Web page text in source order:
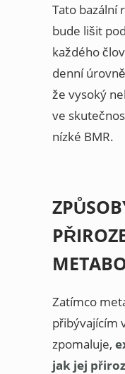
Tato bazální
bude lišit
každého
denní
že vysoký
ve
nízké BMR.
Zatímco
přibývajícím
zpomaluje,
jak jej